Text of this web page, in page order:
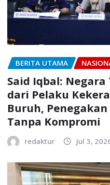
BERITA UTAMA
Said Iqbal:
dari Pelaku
Buruh,
Tanpa Kompromi
redaktur Jul 3,